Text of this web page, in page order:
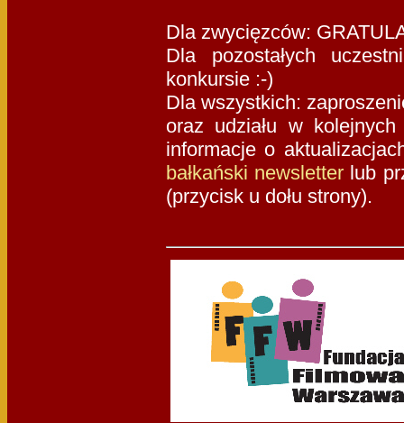
Dla zwycięzców:
Dla pozostałych
konkursie :-)
Dla wszystkich:
oraz udziału w
informacje o
bałkański newsletter lub
(przycisk u dołu strony).